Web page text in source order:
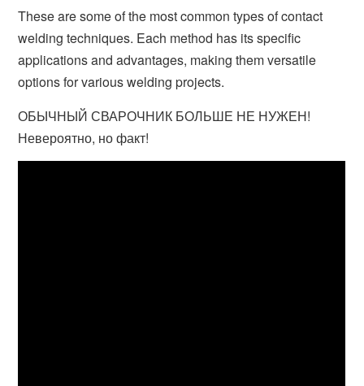
These are some of the most common types of contact
welding techniques. Each method has its specific
applications and advantages, making them versatile
options for various welding projects.
ОБЫЧНЫЙ СВАРОЧНИК БОЛЬШЕ НЕ НУЖЕН!
Невероятно, но факт!